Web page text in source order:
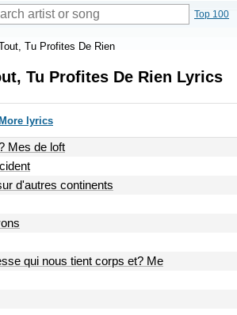
Top 100
Tu Profites De Rien
Tu Profites De Rien Lyrics
More lyrics
Mes de loft
d'autres continents
qui nous tient corps et? Me